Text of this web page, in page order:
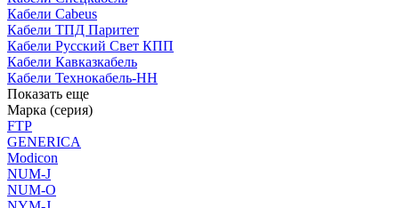
Кабели Cabeus
Кабели ТПД Паритет
Кабели Русский Свет КПП
Кабели Кавказкабель
Кабели Технокабель-НН
Показать еще
Марка (серия)
FTP
GENERICA
Modicon
NUM-J
NUM-O